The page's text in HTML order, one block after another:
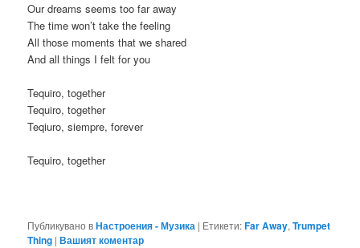
Our dreams seems too far away
The time won’t take the feeling
All those moments that we shared
And all things I felt for you
Tequiro, together
Tequiro, together
Teqiuro, siempre, forever
Tequiro, together
Публикувано вНастроения - Музика | Етикети:Far Away,Trumpet
Thing |Вашият коментар